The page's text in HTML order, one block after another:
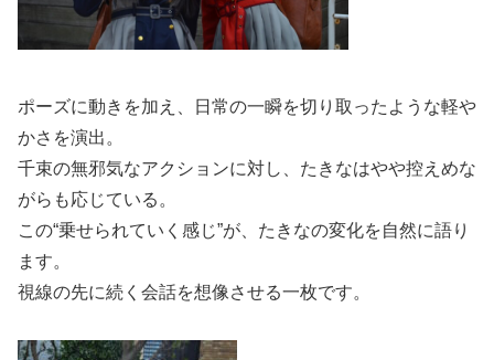
ポーズに動きを加え、日常の一瞬を切り取ったような軽や
かさを演出。
千束の無邪気なアクションに対し、たきなはやや控えめな
がらも応じている。
この“乗せられていく感じ”が、たきなの変化を自然に語り
ます。
視線の先に続く会話を想像させる一枚です。